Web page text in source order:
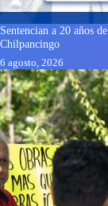
Sentencian a 20 años
Chilpancingo
6 agosto, 2026